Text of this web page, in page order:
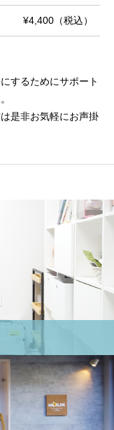
¥4,400（税込）
するためにサポート
是非お気軽にお声掛